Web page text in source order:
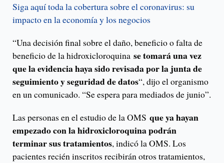
Siga aquí toda la cobertura sobre el coronavirus: su
impacto en la economía y los negocios
“Una decisión final sobre el daño, beneficio o falta de
beneficio de la hidroxicloroquina se tomará una vez
que la evidencia haya sido revisada por la junta de
seguimiento y seguridad de datos“, dijo el organismo
en un comunicado. “Se espera para mediados de junio”.
Las personas en el estudio de la OMS que ya hayan
empezado con la hidroxicloroquina podrán
terminar sus tratamientos, indicó la OMS. Los
pacientes recién inscritos recibirán otros tratamientos,